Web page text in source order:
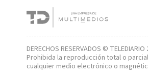
DERECHOS RESERVADOS © TELEDIARIO
Prohibida la reproducción total o
cualquier medio electrónico o